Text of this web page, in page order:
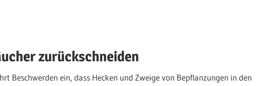
zurückschneiden
Beschwerden ein, dass Hecken und Zweige von Bepflanzungen in den